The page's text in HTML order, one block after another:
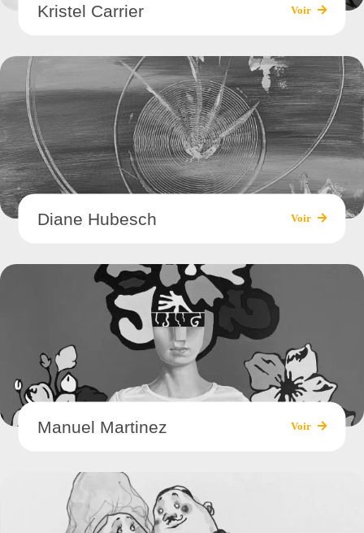
Kristel Carrier Voir
Diane Hubesch Voir
Manuel Martinez Voir